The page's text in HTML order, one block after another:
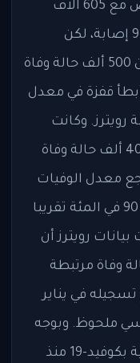
أكثر الدول تسجيلا للوفيات بالمرض مع 605 آلاف
و493 وفاة و33 مليونا و713 ألفا و912 إصابة، لكن
استغرق الأمر 113 يوما للانتقال من 500 ألف حالة وفاة
في ثاني أبطأ قفزة في معدل
رويترز. وكانت
الولايات المتحدة قد انتقلت من 400 ألف حالة وفاة
35 يوما. وتراجع معدل الوفيات
الأسبوعي بسبب كوفيد-19 بنسبة 90 في المئة تقريبا
رويترز أن
المتحدة سجلت 18587 حالة وفاة مرتبطة
تم تسجيله في يناير
ملحوظ. وبوجه
عام، تراجعت حالات الإصابة اليومية بكوفيد-19 منذ